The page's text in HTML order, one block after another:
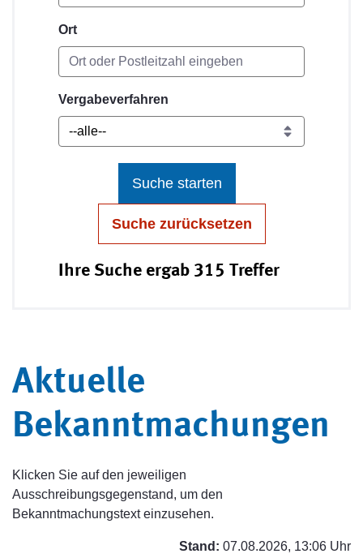
Ort
Vergabeverfahren
Suche starten
Suche zurücksetzen
Ihre Suche ergab 315 Treffer
Aktuelle
Bekanntmachungen
Klicken Sie auf den jeweiligen
Ausschreibungsgegenstand, um den
Bekanntmachungstext einzusehen.
Stand: 07.08.2026, 13:06 Uhr